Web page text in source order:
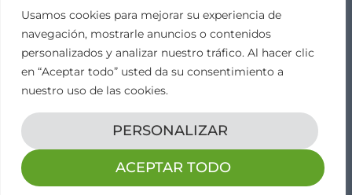
Usamos cookies para mejorar su experiencia de
navegación, mostrarle anuncios o contenidos
personalizados y analizar nuestro tráfico. Al hacer clic
en “Aceptar todo” usted da su consentimiento a
nuestro uso de las cookies.
PERSONALIZAR
ACEPTAR TODO
NEWSLETTER
TELEGRAM
Aviso legal
Diseño web por elestudio28​